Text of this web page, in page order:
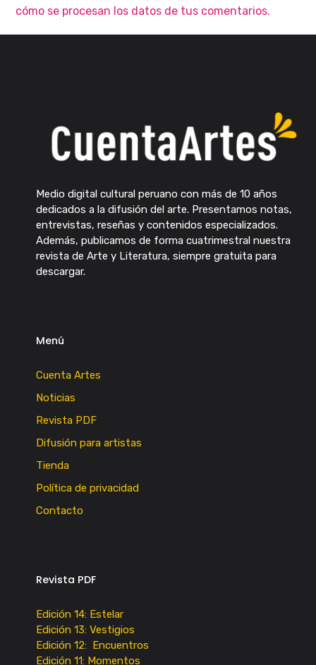
cómo se procesan los datos de tus comentarios.
Medio digital cultural peruano con más de 10 años
dedicados a la difusión del arte. Presentamos notas,
entrevistas, reseñas y contenidos especializados.
Además, publicamos de forma cuatrimestral nuestra
revista de Arte y Literatura, siempre gratuita para
descargar.
Menú
Cuenta Artes
Noticias
Revista PDF
Difusión para artistas
Tienda
Política de privacidad
Contacto
Revista PDF
Edición 14: Estelar
Edición 13: Vestigios
Edición 12: Encuentros
Edición 11: Momentos